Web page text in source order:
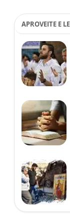
APROVEITE E